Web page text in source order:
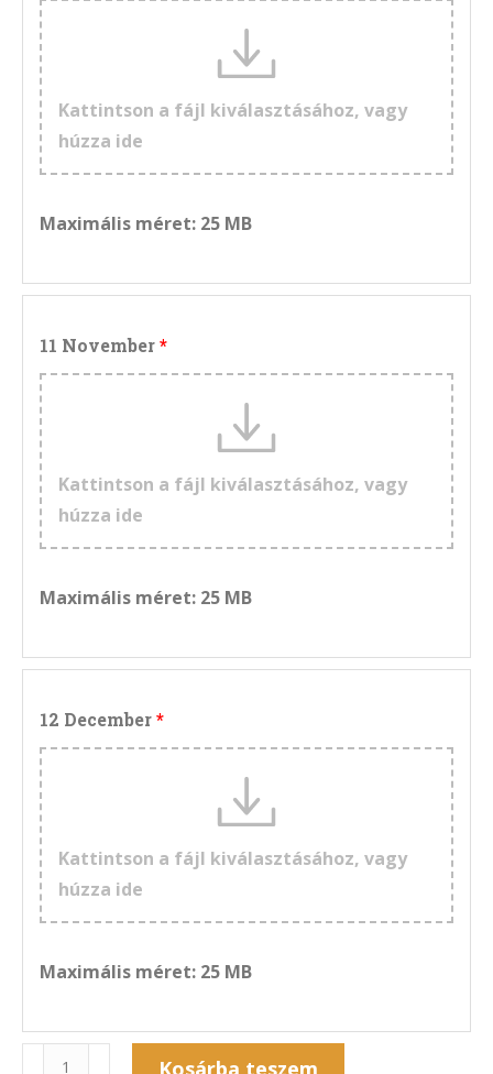
Kattintson a fájl kiválasztásához, vagy
húzza ide
Maximális méret: 25 MB
11 November
Kattintson a fájl kiválasztásához, vagy
húzza ide
Maximális méret: 25 MB
12 December
Kattintson a fájl kiválasztásához, vagy
húzza ide
Maximális méret: 25 MB
Naptár Kosárba teszem